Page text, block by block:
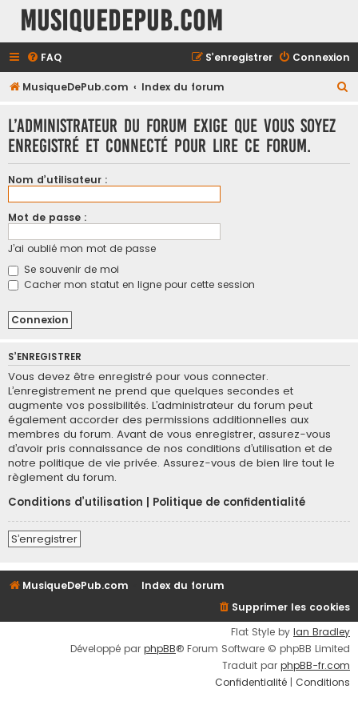
MusiqueDePub.com
FAQ Connexion
S’enregistrer
MusiqueDePub.com Index du forum
L’administrateur du forum exige que vous soyez
enregistré et connecté pour lire ce forum.
Nom d’utilisateur :
Mot de passe :
J’ai oublié mon mot de passe
Se souvenir de moi
Cacher mon statut en ligne pour cette session
S’ENREGISTRER
Vous devez être enregistré pour vous connecter.
L’enregistrement ne prend que quelques secondes et
augmente vos possibilités. L’administrateur du forum peut
également accorder des permissions additionnelles aux
membres du forum. Avant de vous enregistrer, assurez-vous
d’avoir pris connaissance de nos conditions d’utilisation et de
notre politique de vie privée. Assurez-vous de bien lire tout le
règlement du forum.
Conditions d’utilisation
Politique de confidentialité
S’enregistrer
MusiqueDePub.com
Index du forum
Supprimer les cookies
Flat Style by Ian Bradley
Développé par phpBB® Forum Software © phpBB Limited
Traduit par phpBB-fr.com
Confidentialité | Conditions